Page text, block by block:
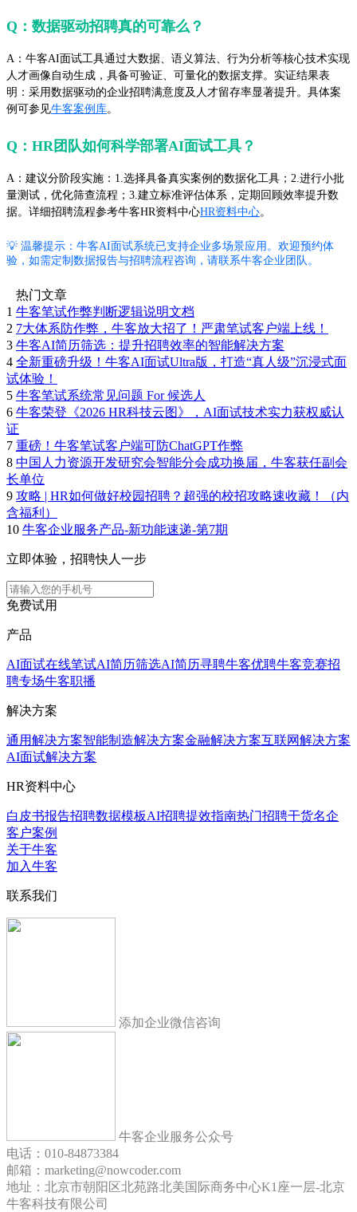
Q：数据驱动招聘真的可靠么？
A：牛客AI面试工具通过大数据、语义算法、行为分析等核心技术实现
人才画像自动生成，具备可验证、可量化的数据支撑。实证结果表
明：采用数据驱动的企业招聘满意度及人才留存率显著提升。具体案
例可参见牛客案例库。
Q：HR团队如何科学部署AI面试工具？
A：建议分阶段实施：1.选择具备真实案例的数据化工具；2.进行小批
量测试，优化筛查流程；3.建立标准评估体系，定期回顾效率提升数
据。详细招聘流程参考牛客HR资料中心HR资料中心。
💡 温馨提示：牛客AI面试系统已支持企业多场景应用。欢迎预约体
验，如需定制数据报告与招聘流程咨询，请联系牛客企业团队。
热门文章
1 牛客笔试作弊判断逻辑说明文档
2 7大体系防作弊，牛客放大招了！严肃笔试客户端上线！
3 牛客AI简历筛选：提升招聘效率的智能解决方案
4 全新重磅升级！牛客AI面试Ultra版，打造“真人级”沉浸式面
试体验！
5 牛客笔试系统常见问题 For 候选人
6 牛客荣登《2026 HR科技云图》，AI面试技术实力获权威认
证
7 重磅！牛客笔试客户端可防ChatGPT作弊
8 中国人力资源开发研究会智能分会成功换届，牛客获任副会
长单位
9 攻略 | HR如何做好校园招聘？超强的校招攻略速收藏！（内
含福利）
10 牛客企业服务产品-新功能速递-第7期
立即体验，招聘快人一步
免费试用
产品
AI面试在线笔试AI简历筛选AI简历寻聘牛客优聘牛客竞赛招
聘专场牛客职播
解决方案
通用解决方案智能制造解决方案金融解决方案互联网解决方案
AI面试解决方案
HR资料中心
白皮书报告招聘数据模板AI招聘提效指南热门招聘干货名企
客户案例
关于牛客
加入牛客
联系我们
添加企业微信咨询
牛客企业服务公众号
电话：010-84873384
邮箱：marketing@nowcoder.com
地址：北京市朝阳区北苑路北美国际商务中心K1座一层-北京
牛客科技有限公司